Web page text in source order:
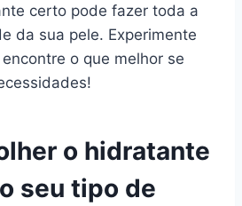
certo pode fazer toda a
da sua pele. Experimente
o que melhor se
o hidratante
seu tipo de